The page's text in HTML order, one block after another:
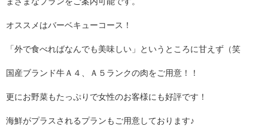
オススメはバーベキューコース！
「外で食べればなんでも美味しい」というところに甘えず（笑
国産ブランド牛Ａ４、Ａ５ランクの肉をご用意！！
更にお野菜もたっぷりで女性のお客様にも好評です！
海鮮がプラスされるプランもご用意しております♪